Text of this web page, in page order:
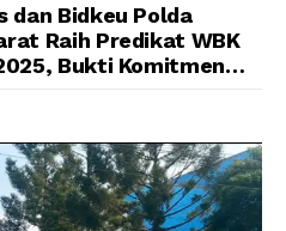
dan Bidkeu Polda
Raih Predikat WBK
Bukti Komitmen